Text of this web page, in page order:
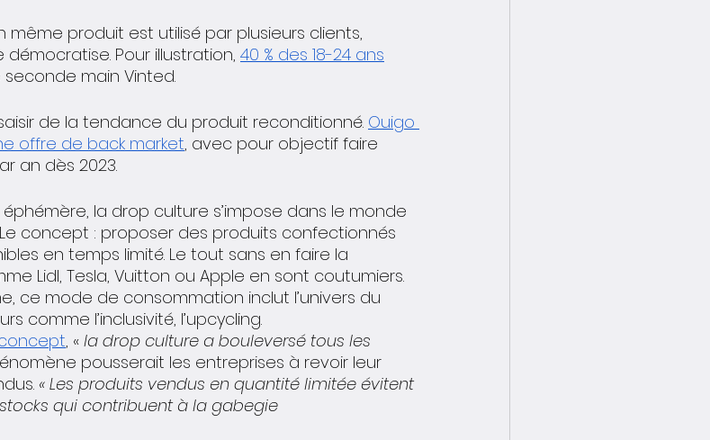
même produit est utilisé par plusieurs clients,
démocratise. Pour illustration, 40 % des 18-24 ans
main Vinted.
de la tendance du produit reconditionné. Ouigo
offre de back market, avec pour objectif faire
an dès 2023.
la drop culture s’impose dans le monde
concept : proposer des produits confectionnés
en temps limité. Le tout sans en faire la
Lidl, Tesla, Vuitton ou Apple en sont coutumiers.
ce mode de consommation inclut l’univers du
comme l’inclusivité, l’upcycling.
, « la drop culture a bouleversé tous les
pousserait les entreprises à revoir leur
« Les produits vendus en quantité limitée évitent
qui contribuent à la gabegie